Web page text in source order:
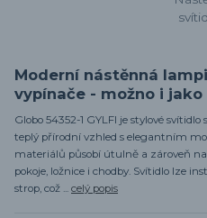
Moderní nástěnná
vypínače - možno i
Globo 54352-1 GYLFI je stylové
teplý přírodní vzhled s elegantním
materiálů působí útulně a zároveň
pokoje, ložnice i chodby. Svítidlo lze
strop, což ... celý popis